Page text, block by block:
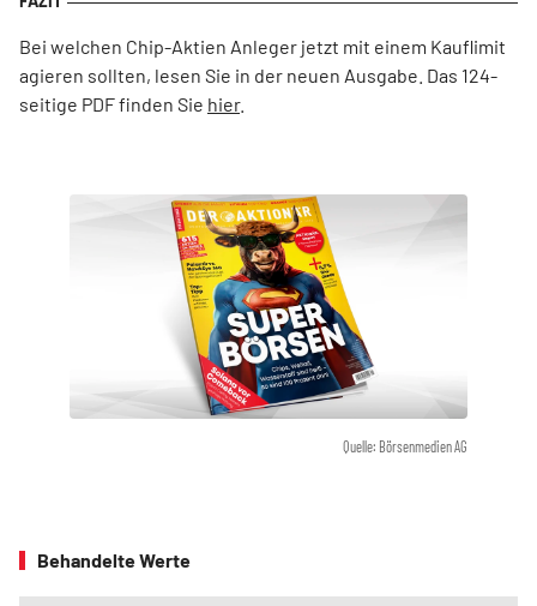
Bei welchen Chip-Aktien Anleger jetzt mit einem Kauflimit
agieren sollten, lesen Sie in der neuen Ausgabe. Das 124-
seitige PDF finden Sie hier.
Quelle: Börsenmedien AG
Behandelte Werte